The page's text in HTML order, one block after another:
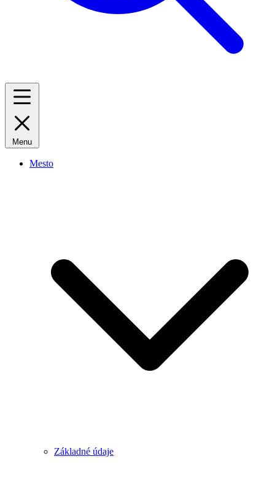
Menu
Mesto
Základné údaje